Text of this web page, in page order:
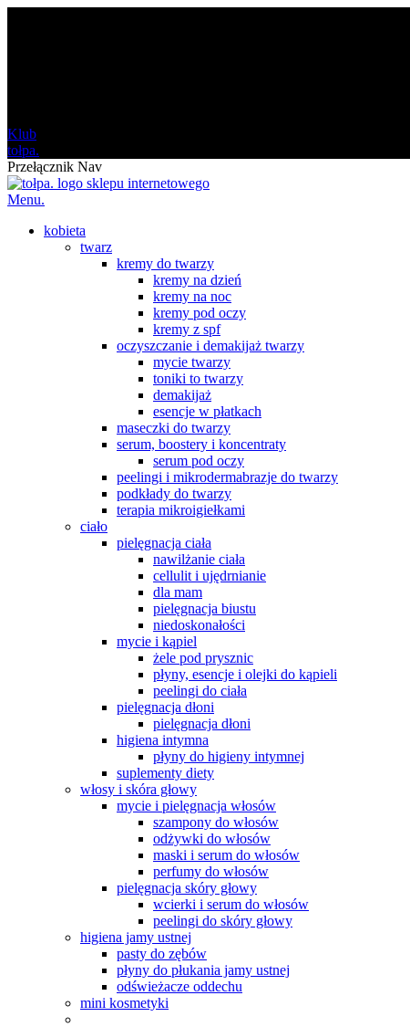
Klub
tołpa.
Przełącznik Nav
Menu.
kobieta
twarz
kremy do twarzy
kremy na dzień
kremy na noc
kremy pod oczy
kremy z spf
oczyszczanie i demakijaż twarzy
mycie twarzy
toniki to twarzy
demakijaż
esencje w płatkach
maseczki do twarzy
serum, boostery i koncentraty
serum pod oczy
peelingi i mikrodermabrazje do twarzy
podkłady do twarzy
terapia mikroigiełkami
ciało
pielęgnacja ciała
nawilżanie ciała
cellulit i ujędrnianie
dla mam
pielęgnacja biustu
niedoskonałości
mycie i kąpiel
żele pod prysznic
płyny, esencje i olejki do kąpieli
peelingi do ciała
pielęgnacja dłoni
pielęgnacja dłoni
higiena intymna
płyny do higieny intymnej
suplementy diety
włosy i skóra głowy
mycie i pielęgnacja włosów
szampony do włosów
odżywki do włosów
maski i serum do włosów
perfumy do włosów
pielęgnacja skóry głowy
wcierki i serum do włosów
peelingi do skóry głowy
higiena jamy ustnej
pasty do zębów
płyny do płukania jamy ustnej
odświeżacze oddechu
mini kosmetyki